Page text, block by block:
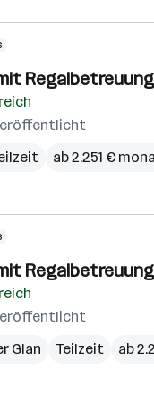
Regalbetreuung
ab 2.251 €
Regalbetreuung
Glan
Teilzeit ab